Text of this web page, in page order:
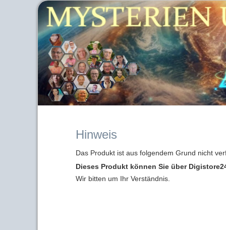
Hinweis
Das Produkt ist aus folgendem Grund nicht
Dieses Produkt können Sie über
Wir bitten um Ihr Verständnis.